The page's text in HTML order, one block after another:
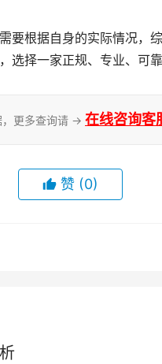
要根据自身的实际情况，
择一家正规、专业、可靠
，更多查询请 → 在线咨询客
赞 (0)